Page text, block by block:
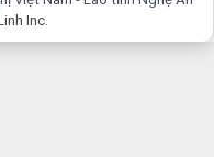
Inc.